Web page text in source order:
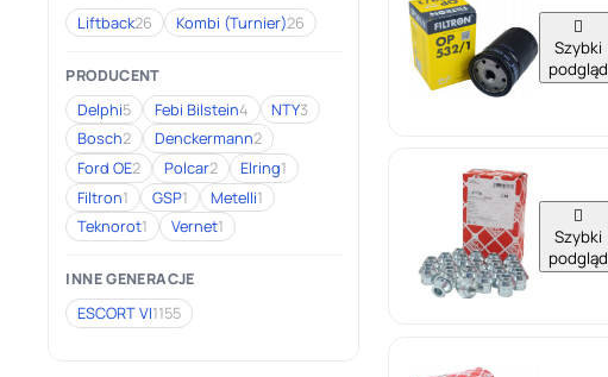
Liftback26 Kombi (Turnier)26
PRODUCENT
Delphi5 Febi Bilstein4 NTY3
Bosch2 Denckermann2
Ford OE2 Polcar2 Elring1
Filtron1 GSP1 Metelli1
Teknorot1 Vernet1
INNE GENERACJE
ESCORT VI1155

Szybki
podgląd

Szybki
podgląd